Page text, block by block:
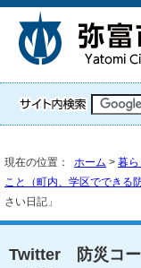
現在の位置： ホーム > 暮
こと（町内、学区でできる防
さい日記」
Twitter 防災コー